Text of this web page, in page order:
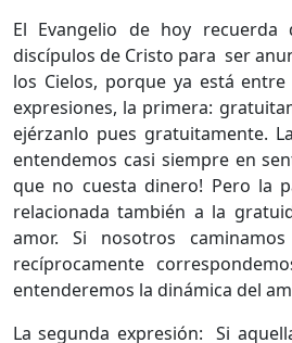
El Evangelio de hoy recuerda
discípulos de Cristo para ser
los Cielos, porque ya está
expresiones, la primera:
ejérzanlo pues gratuitamente.
entendemos casi siempre en
que no cuesta dinero! Pero la
relacionada también a la
amor. Si nosotros
recíprocamente
entenderemos la dinámica del
La segunda expresión: Si